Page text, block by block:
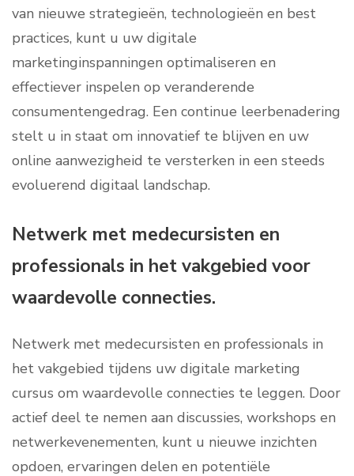
van nieuwe strategieën, technologieën en best
practices, kunt u uw digitale
marketinginspanningen optimaliseren en
effectiever inspelen op veranderende
consumentengedrag. Een continue leerbenadering
stelt u in staat om innovatief te blijven en uw
online aanwezigheid te versterken in een steeds
evoluerend digitaal landschap.
Netwerk met medecursisten en
professionals in het vakgebied voor
waardevolle connecties.
Netwerk met medecursisten en professionals in
het vakgebied tijdens uw digitale marketing
cursus om waardevolle connecties te leggen. Door
actief deel te nemen aan discussies, workshops en
netwerkevenementen, kunt u nieuwe inzichten
opdoen, ervaringen delen en potentiële